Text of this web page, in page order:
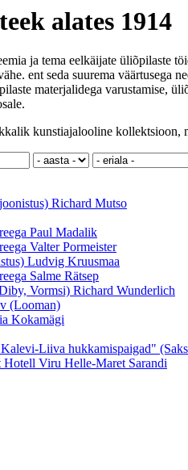
alates 1914
ja tema eelkäijate üliõpilaste
ent seda suurema
materjalidega varustamise,
kunstiajalooline kollektsioon,
Richard Mutso
Paul Madalik
Valter Pormeister
Ludvig Kruusmaa
Salme Rätsep
Vormsi) Richard Wunderlich
(Looman)
Kokamägi
Liiva hukkamispaigad"
Hotell Viru Helle-Maret Sarandi